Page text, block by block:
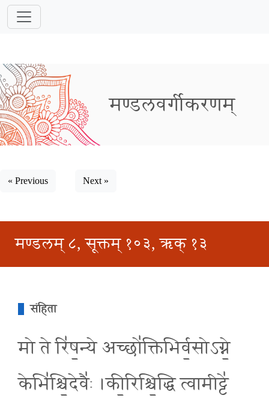
मण्डलवर्गीकरणम्
« Previous Next »
मण्डलम् ८, सूक्तम् १०३, ऋक् १३
संहिता
मो ते रि॑ष॒न्ये अच्छो॑क्तिभिर्व॒सोऽग्ने॒
केभि॑श्चि॒देवै॑ः ।की॒रिश्चि॒द्धि त्वामीट्टे॑